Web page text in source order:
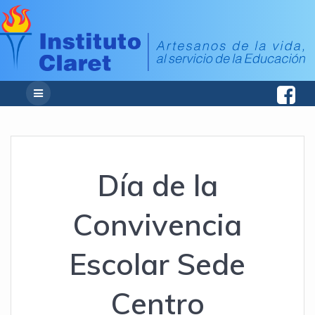
Día de la
Convivencia
Escolar Sede
Centro